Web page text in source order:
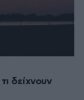
δείχνουν